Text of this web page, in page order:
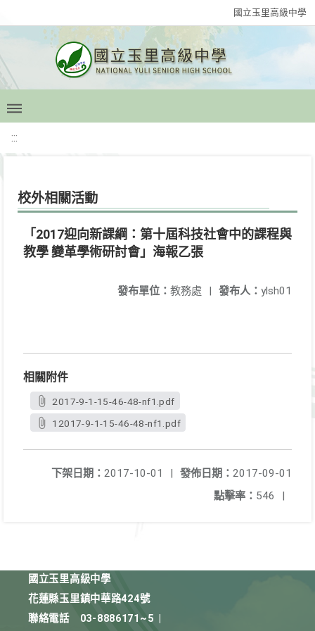
國立玉里高級中學
:::
校外相關活動
「2017迎向新課綱：第十屆科技社會中的課程與
教學 變革學術研討會」海報乙張
發布人： ylsh01
發布單位： 教務處 |
相關附件
2017-9-1-15-46-48-nf1.pdf
12017-9-1-15-46-48-nf1.pdf
發佈日期： 2017-09-01
下架日期： 2017-10-01
|
點擊率： 546 |
國立玉里高級中學
花蓮縣玉里鎮中華路424號
聯絡電話
03-8886171~5